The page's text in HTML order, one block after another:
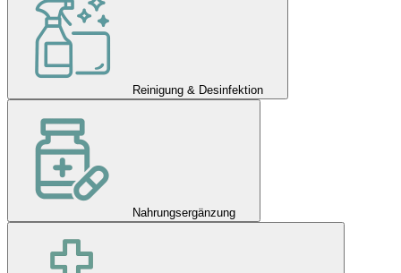
Reinigung & Desinfektion
Nahrungsergänzung